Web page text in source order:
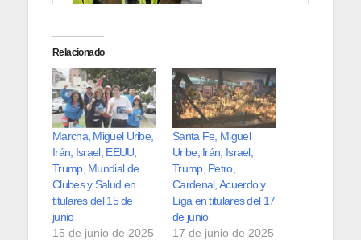
Relacionado
Marcha, Miguel Uribe,
Irán, Israel, EEUU,
Trump, Mundial de
Clubes y Salud en
titulares del 15 de
junio
15 de junio de 2025
Santa Fe, Miguel
Uribe, Irán, Israel,
Trump, Petro,
Cardenal, Acuerdo y
Liga en titulares del 17
de junio
17 de junio de 2025